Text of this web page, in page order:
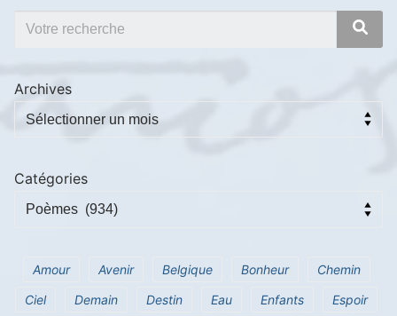
Archives
Catégories
Amour Avenir Belgique Bonheur
Chemin
Ciel
Demain Destin Eau Enfants
Espoir